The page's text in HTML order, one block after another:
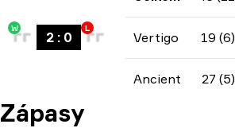
W
2: 0
L
Vertigo 19 (6)
Ancient 27 (5)
Zápasy